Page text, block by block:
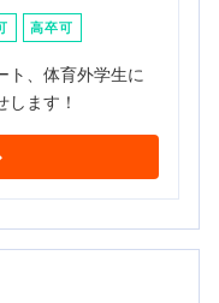
高卒可
ト、体育外学生に
ます！